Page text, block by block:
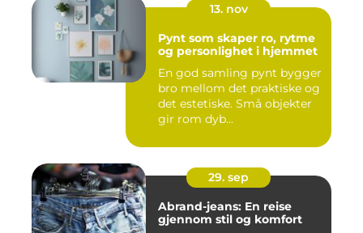
13. nov
Pynt som skaper ro, rytme
og personlighet i hjemmet
En god samling pynt bygger
bro mellom det praktiske og
det estetiske. Små objekter
gir rom dyb...
29. sep
Abrand-jeans: En reise
gjennom stil og komfort